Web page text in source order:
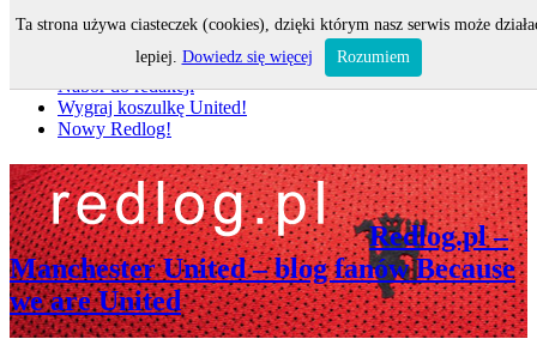
Nabór do redakcji
Wygraj koszulkę United!
Nowy Redlog!
Redlog.pl –
Manchester United – blog fanów Because
we are United
Ta strona używa ciasteczek (cookies), dzięki którym nasz serwis może
lepiej. Dowiedz się więcej Rozumiem